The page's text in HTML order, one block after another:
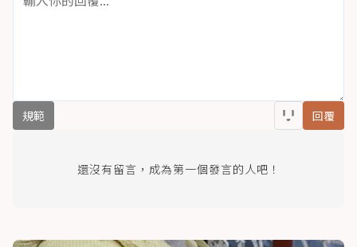
規範 回覆
還沒有留言，成為第一個發言的人吧！